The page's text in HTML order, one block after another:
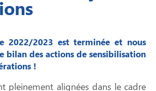
2022/2023 est terminée et nous
bilan des actions de sensibilisation
!
pleinement alignées dans le cadre